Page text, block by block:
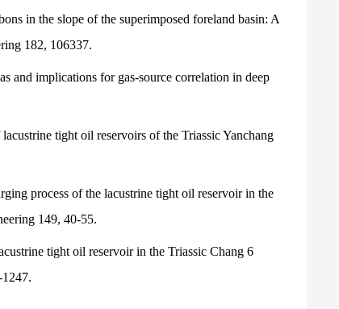
in the slope of the superimposed foreland basin: A
182, 106337.
and implications for gas-source correlation in deep
tight oil reservoirs of the Triassic Yanchang
process of the lacustrine tight oil reservoir in the
149, 40-55.
tight oil reservoir in the Triassic Chang 6